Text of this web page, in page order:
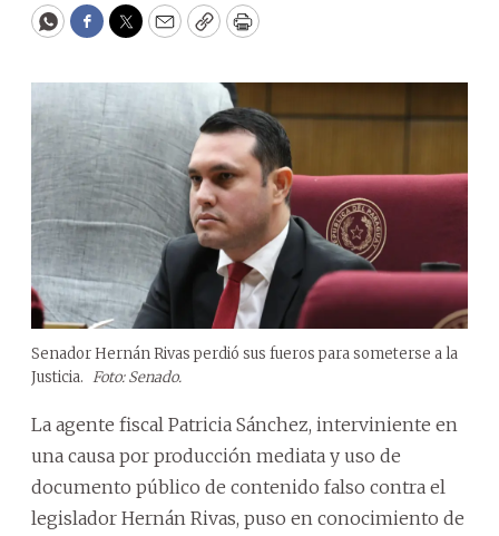
WhatsApp
Facebook
Twitter
EmailCopyPrint
Senador Hernán Rivas perdió sus fueros para someterse a la
Justicia. Foto: Senado.
La agente fiscal Patricia Sánchez, interviniente en
una causa por producción mediata y uso de
documento público de contenido falso contra el
legislador Hernán Rivas, puso en conocimiento de